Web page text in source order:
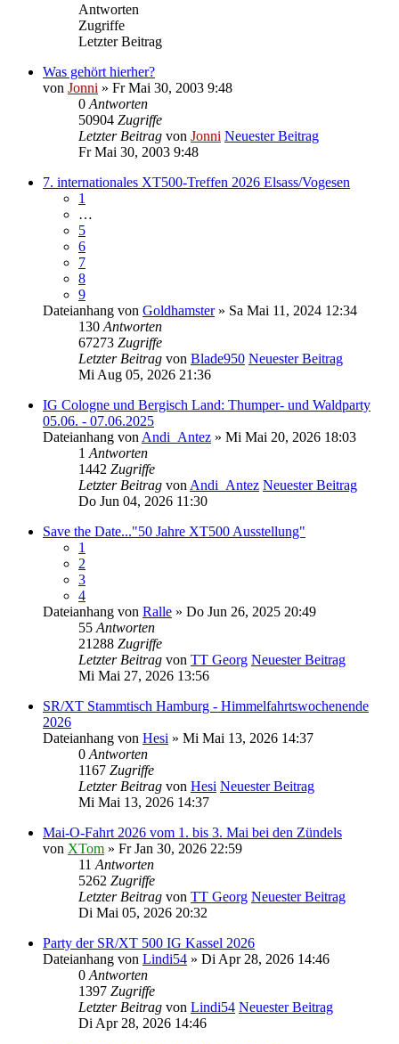
Antworten
Zugriffe
Letzter Beitrag
Was gehört hierher?
von Jonni » Fr Mai 30, 2003 9:48
0 Antworten
50904 Zugriffe
Letzter Beitrag von Jonni Neuester Beitrag
Fr Mai 30, 2003 9:48
7. internationales XT500-Treffen 2026 Elsass/Vogesen
1
…
5
6
7
8
9
Dateianhang von Goldhamster» Sa Mai 11, 2024 12:34
130 Antworten
67273 Zugriffe
Letzter Beitrag von Blade950 Neuester Beitrag
Mi Aug 05, 2026 21:36
IG Cologne und Bergisch Land: Thumper- und Waldparty
05.06. - 07.06.2025
Dateianhang von Andi_Antez » Mi Mai 20, 2026 18:03
1 Antworten
1442 Zugriffe
Letzter Beitrag von Andi_Antez Neuester Beitrag
Do Jun 04, 2026 11:30
Save the Date..."50 Jahre XT500 Ausstellung"
1
2
3
4
Dateianhang von Ralle » Do Jun 26, 2025 20:49
55 Antworten
21288 Zugriffe
Letzter Beitrag von TT Georg Neuester Beitrag
Mi Mai 27, 2026 13:56
SR/XT Stammtisch Hamburg - Himmelfahrtswochenende
2026
Dateianhang von Hesi » Mi Mai 13, 2026 14:37
0 Antworten
1167 Zugriffe
Letzter Beitrag von Hesi Neuester Beitrag
Mi Mai 13, 2026 14:37
Mai-O-Fahrt 2026 vom 1. bis 3. Mai bei den Zündels
von XTom » Fr Jan 30, 2026 22:59
11 Antworten
5262 Zugriffe
Letzter Beitrag von TT Georg Neuester Beitrag
Di Mai 05, 2026 20:32
Party der SR/XT 500 IG Kassel 2026
Dateianhang von Lindi54 » Di Apr 28, 2026 14:46
0 Antworten
1397 Zugriffe
Letzter Beitrag von Lindi54 Neuester Beitrag
Di Apr 28, 2026 14:46